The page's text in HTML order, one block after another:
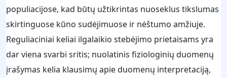
populiacijose, kad būtų užtikrintas nuoseklus tikslumas
skirtinguose kūno sudėjimuose ir nėštumo amžiuje.
Reguliaciniai keliai ilgalaikio stebėjimo prietaisams yra
dar viena svarbi sritis; nuolatinis fiziologinių duomenų
įrašymas kelia klausimų apie duomenų interpretaciją,